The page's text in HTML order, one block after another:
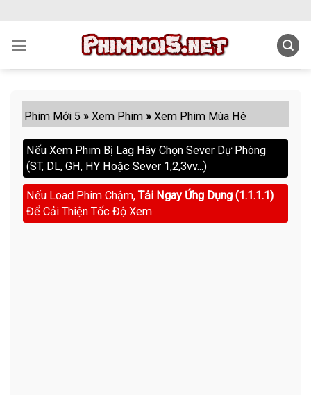
content
Phim Mới 5 »Xem Phim »Xem Phim Mùa Hè
Nếu Xem Phim Bị Lag Hãy Chọn Sever Dự Phòng
(ST, DL, GH, HY Hoặc Sever 1,2,3vv...)
Nếu Load Phim Chậm, Tải Ngay Ứng Dụng (1.1.1.1)
Để Cải Thiện Tốc Độ Xem